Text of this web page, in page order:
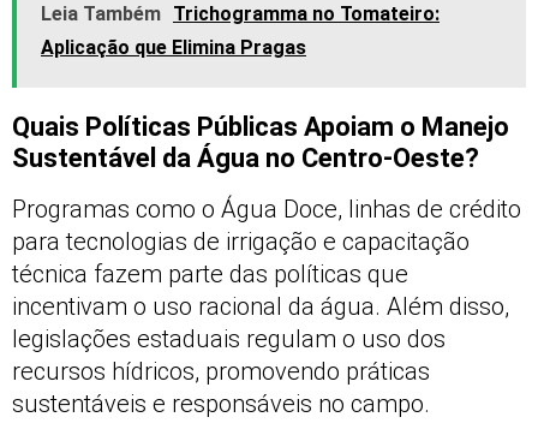
Leia Também Trichogramma no Tomateiro:
Aplicação que Elimina Pragas
Quais Políticas Públicas Apoiam o Manejo
Sustentável da Água no Centro-Oeste?
Programas como o Água Doce, linhas de crédito
para tecnologias de irrigação e capacitação
técnica fazem parte das políticas que
incentivam o uso racional da água. Além disso,
legislações estaduais regulam o uso dos
recursos hídricos, promovendo práticas
sustentáveis e responsáveis no campo.